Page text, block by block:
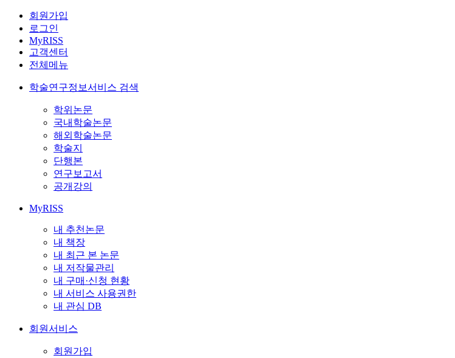
회원가입
로그인
MyRISS
고객센터
전체메뉴
학술연구정보서비스 검색
학위논문
국내학술논문
해외학술논문
학술지
단행본
연구보고서
공개강의
MyRISS
내 추천논문
내 책장
내 최근 본 논문
내 저작물관리
내 구매·신청 현황
내 서비스 사용권한
내 관심 DB
회원서비스
회원가입